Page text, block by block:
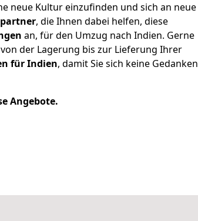
neue Kultur einzufinden und sich an neue
, die Ihnen dabei helfen, diese
an, für den Umzug nach Indien. Gerne
der Lagerung bis zur Lieferung Ihrer
für Indien, damit Sie sich keine Gedanken
Angebote.